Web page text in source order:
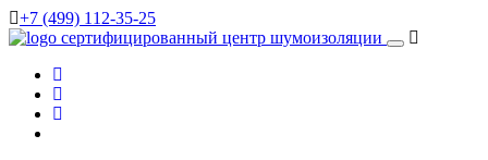
+7 (499) 112-35-25
сертифицированный центр шумоизоляции